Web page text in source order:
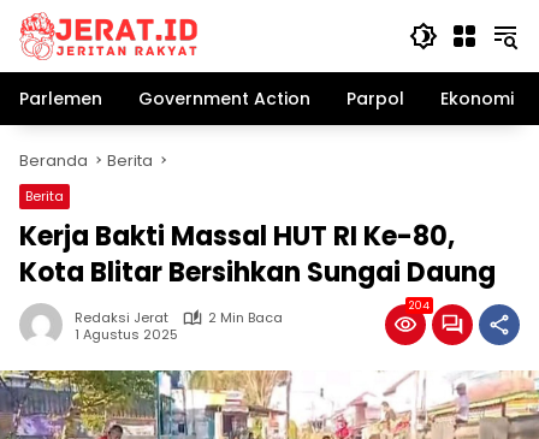
Langsung
konten
Parlemen
Government Action Parpol Ekonomi
Beranda Berita
Berita
Kerja Bakti Massal HUT RI Ke-80,
Kota Blitar Bersihkan Sungai Daung
Redaksi Jerat
2 Min Baca
1 Agustus 2025
204